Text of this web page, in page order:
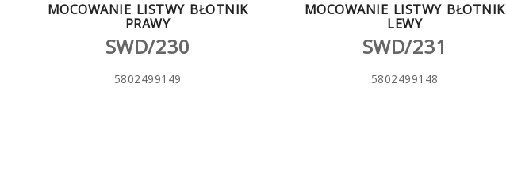
MOCOWANIE LISTWY BŁOTNIK
PRAWY
SWD/230
5802499149
MOCOWANIE LISTWY BŁOTNIK
LEWY
SWD/231
5802499148